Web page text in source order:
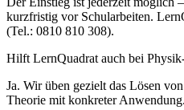
kurzfristig vor Schularbeiten.
(Tel.: 0810 810 308).
Hilft LernQuadrat auch bei
Ja. Wir üben gezielt das Lösen
Theorie mit konkreter Anwendung.